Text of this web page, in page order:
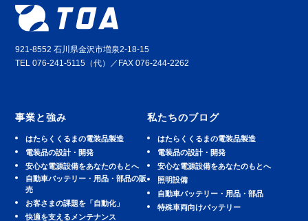
921-8552 石川県金沢市増泉2-18-15
TEL 076-241-5115（代）／FAX 076-244-2262
事業と強み
はたらくくるまの電装品製造
電装品の設計・開発
安⼼な電源設備をあなたのもとへ
⾃動⾞バッテリー・⽤品・部品の販
売
お客さまの課題を「自動化」
快適を⽀えるメンテナンス
私たちのブログ
はたらくくるまの電装品製造
電装品の設計・開発
安⼼な電源設備をあなたのもとへ
照明設備
⾃動⾞バッテリー・⽤品・部品
特殊車両向けバッテリー